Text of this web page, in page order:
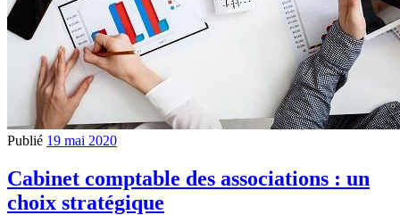
Publié 19 mai 2020
Cabinet comptable des associations : un
choix stratégique